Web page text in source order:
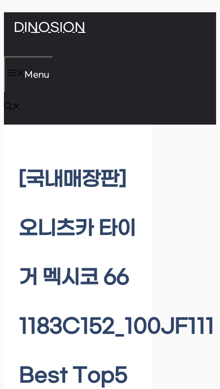
SkipDINOSION
Menu
[국내매장판]
오니츠카 타이
거 멕시코 66
1183C152_100JF111
Best Top5